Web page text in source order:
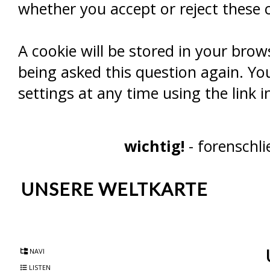
whether you accept or reject these
A cookie will be stored in your
being asked this question again.
settings at any time using the link
wichtig! -
UNSERE WELTKARTE
NAVI
LISTEN